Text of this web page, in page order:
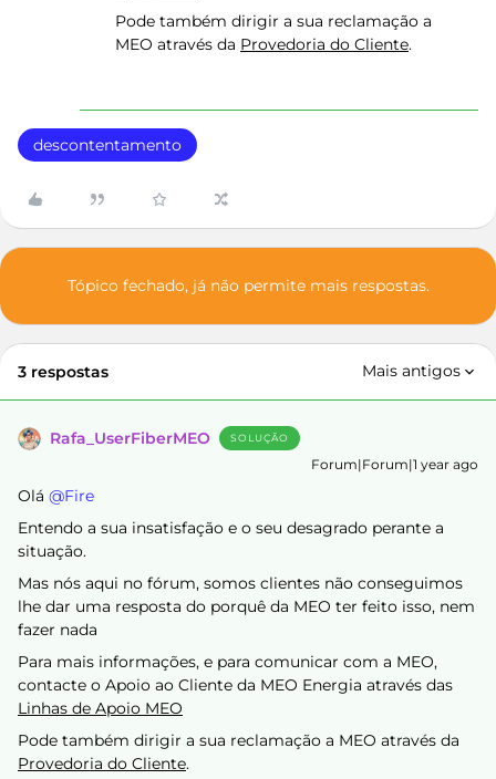
Pode também dirigir a sua reclamação a
MEO através da Provedoria do Cliente.
descontentamento
Tópico fechado, já não permite mais respostas.
3 respostas Mais antigos
Rafa_UserFiberMEO SOLUÇÃO
Forum|Forum|1 year ago
Olá ​ @Fire
Entendo a sua insatisfação e o seu desagrado perante a
situação.
Mas nós aqui no fórum, somos clientes não conseguimos
lhe dar uma resposta do porquê da MEO ter feito isso, nem
fazer nada
Para mais informações, e para comunicar com a MEO,
contacte o Apoio ao Cliente da MEO Energia através das
Linhas de Apoio MEO
Pode também dirigir a sua reclamação a MEO através da
Provedoria do Cliente.